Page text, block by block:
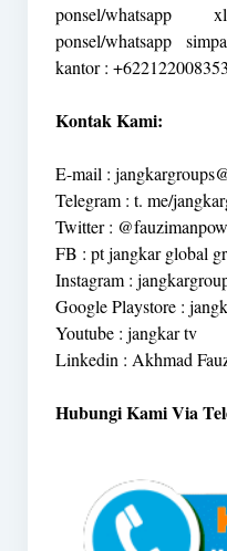
ponsel/
ponsel/whatsapp
kantor : +622122008353
Kontak Kami:
E-mail :
Telegram : t. me/
Twitter :
FB : pt jangkar global
Instagram :
Google Playstore :
Youtube : jangkar tv
Linkedin : Akhmad
Hubungi Kami Via